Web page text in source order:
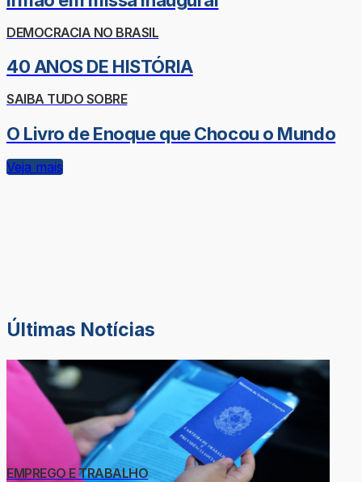
DEMOCRACIA NO BRASIL
40 ANOS DE HISTÓRIA
SAIBA TUDO SOBRE
O Livro de Enoque que Chocou o Mundo
Veja mais
Últimas Notícias
EMPREGO E TRABALHO